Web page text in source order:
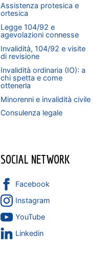
Assistenza protesica e
ortesica
Legge 104/92 e
agevolazioni connesse
Invalidità, 104/92 e visite
di revisione
Invalidità ordinaria (IO): a
chi spetta e come
ottenerla
Minorenni e invalidità civile
Consulenza legale
SOCIAL NETWORK
Facebook
Instagram
YouTube
Linkedin